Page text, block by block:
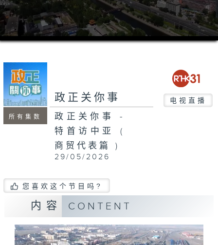
0
seconds
minutes,
seconds
所有集数
政正关你事 电视直播
政正关你事 -
特首访中亚 (
商贸代表篇 )
29/05/2026
您喜欢这个节目吗?
内容 CONTENT